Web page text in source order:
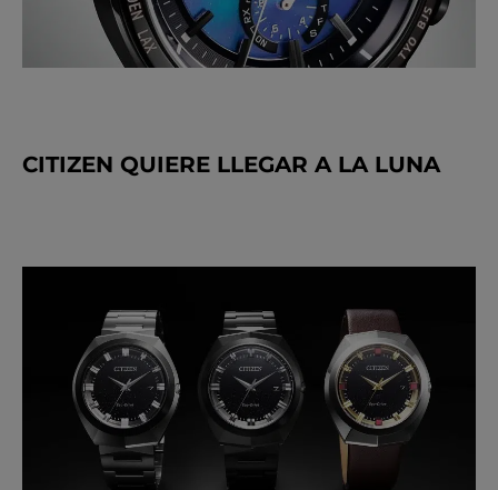
CITIZEN QUIERE LLEGAR A LA LUNA